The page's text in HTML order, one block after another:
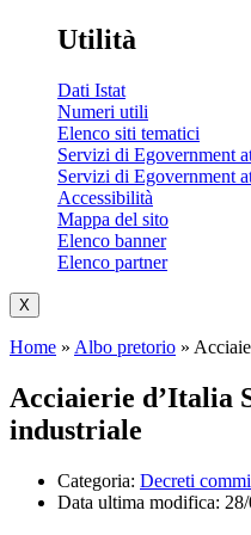
Utilità
Dati Istat
Numeri utili
Elenco siti tematici
Servizi di Egovernment
Servizi di Egovernment
Accessibilità
Mappa del sito
Elenco banner
Elenco partner
X
Home » Albo pretorio »
Acciaierie d’Italia
industriale
Categoria: Decreti
Data ultima modifica: